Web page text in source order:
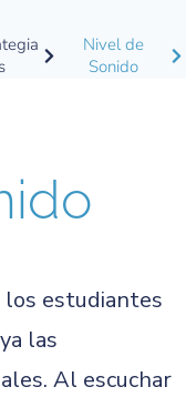
s
Nivel de
Sonido
los estudiantes
las
Al escuchar